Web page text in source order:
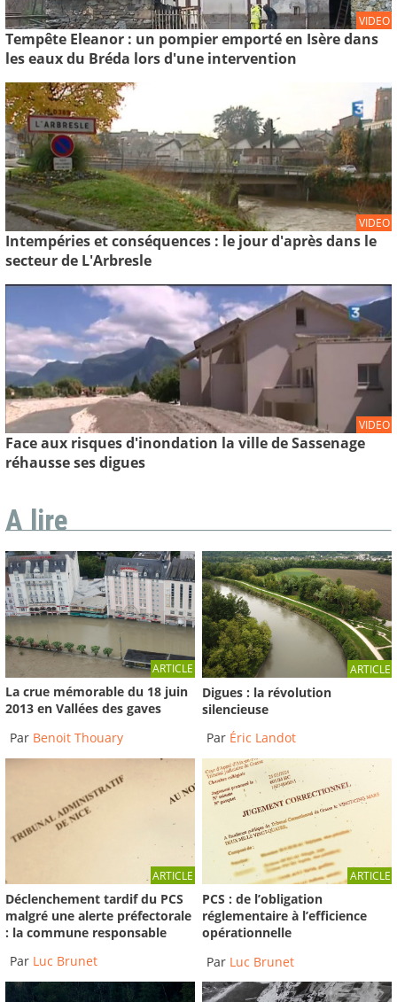
VIDEO
Tempête Eleanor : un pompier emporté en Isère dans
les eaux du Bréda lors d'une intervention
VIDEO
Intempéries et conséquences : le jour d'après dans le
secteur de L'Arbresle
VIDEO
Face aux risques d'inondation la ville de Sassenage
réhausse ses digues
A lire
ARTICLE
La crue mémorable du 18 juin
2013 en Vallées des gaves
Par Benoit Thouary
ARTICLE
Digues : la révolution
silencieuse
Par Éric Landot
ARTICLE
Déclenchement tardif du PCS
malgré une alerte préfectorale
: la commune responsable
Par Luc Brunet
ARTICLE
PCS : de l’obligation
réglementaire à l’efficience
opérationnelle
Par Luc Brunet